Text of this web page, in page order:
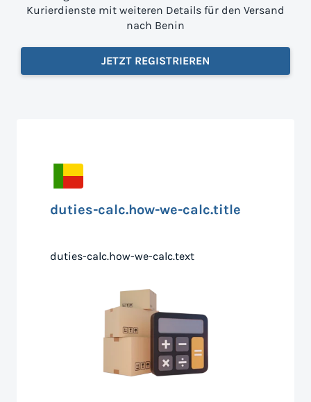
Kurierdienste mit weiteren Details für den Versand
nach Benin
JETZT REGISTRIEREN
duties-calc.how-we-calc.title
duties-calc.how-we-calc.text